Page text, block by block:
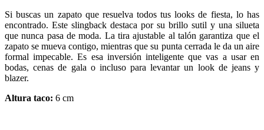
Si buscas un zapato que resuelva todos tus looks de fiesta, lo has
encontrado. Este slingback destaca por su brillo sutil y una silueta
que nunca pasa de moda. La tira ajustable al talón garantiza que el
zapato se mueva contigo, mientras que su punta cerrada le da un aire
formal impecable. Es esa inversión inteligente que vas a usar en
bodas, cenas de gala o incluso para levantar un look de jeans y
blazer.
Altura taco: 6 cm